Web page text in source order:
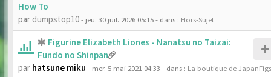
How To
par dumpstop10- jeu. 30 juil. 2026 05:15- dans : Hors-Sujet
Figurine Elizabeth Liones - Nanatsu no Taizai:
Fundo no Shinpan
par hatsune miku - mer. 5 mai 2021 04:33 - dans : La boutique de JapanFigs